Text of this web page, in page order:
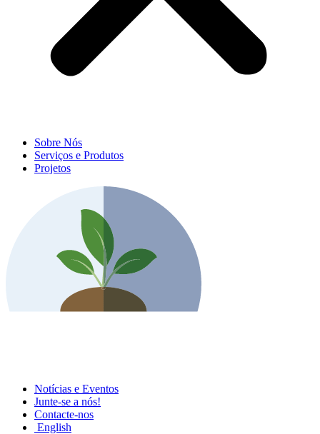
Sobre Nós
Serviços e Produtos
Projetos
Notícias e Eventos
Junte-se a nós!
Contacte-nos
English